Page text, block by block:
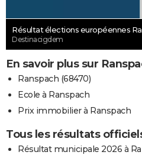
Résultat élections européennes
Destinacigdem
En savoir plus sur
Ranspach (68470)
Ecole à Ranspach
Prix immobilier à Ranspach
Tous les résultats
Résultat municipale 2026 à